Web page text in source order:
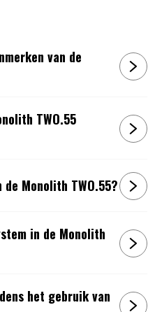
van de
TWO.55
Monolith TWO.55?
in de Monolith
het gebruik van